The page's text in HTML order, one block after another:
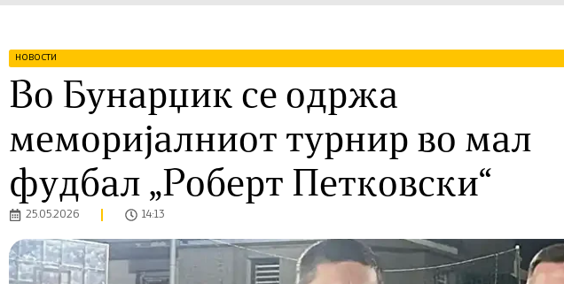
НОВОСТИ
Во Бунарџик се одржа
меморијалниот турнир во мал
фудбал „Роберт Петковски“
25.05.2026 14:13